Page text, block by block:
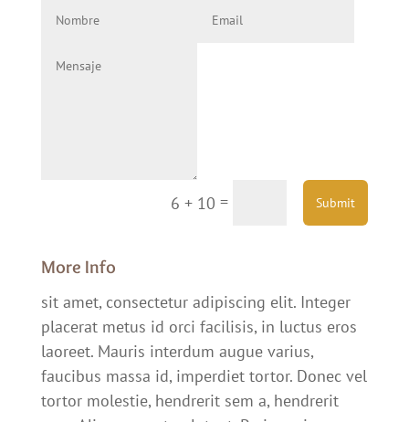
6 + 10 = Submit
More Info
sit amet, consectetur adipiscing elit. Integer
placerat metus id orci facilisis, in luctus eros
laoreet. Mauris interdum augue varius,
faucibus massa id, imperdiet tortor. Donec vel
tortor molestie, hendrerit sem a, hendrerit